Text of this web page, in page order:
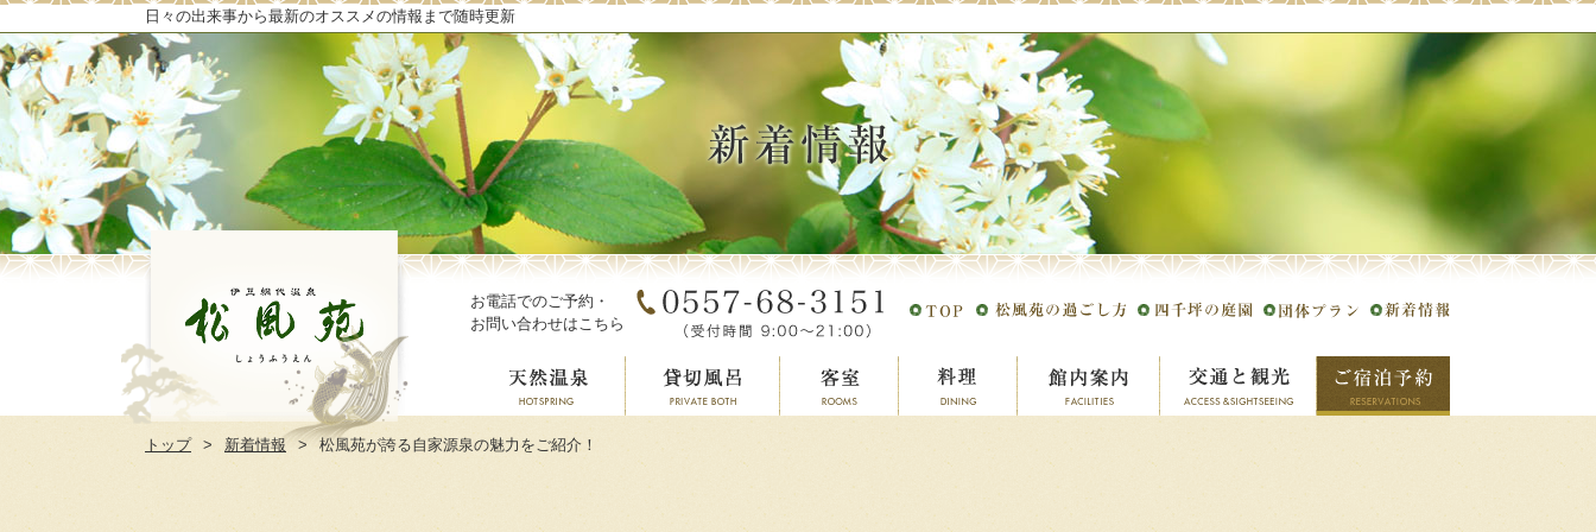
日々の出来事から最新のオススメの情報まで随時更新
お電話でのご予約・
お問い合わせはこちら
トップ 新着情報 松風苑が誇る自家源泉の魅力をご紹介！